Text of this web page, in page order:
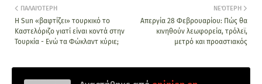
ΝΕΌΤΕΡΗ
Απεργία 28 Φεβρουαρίου: Πώς θα
κινηθούν λεωφορεία, τρόλεϊ,
μετρό και προαστιακός
ΠΑΛΑΙΌΤΕΡΗ
Η Sun «βαφτίζει» τουρκικό το
Καστελόριζο γιατί είναι κοντά στην
Τουρκία - Ενώ τα Φώκλαντ κύριε;